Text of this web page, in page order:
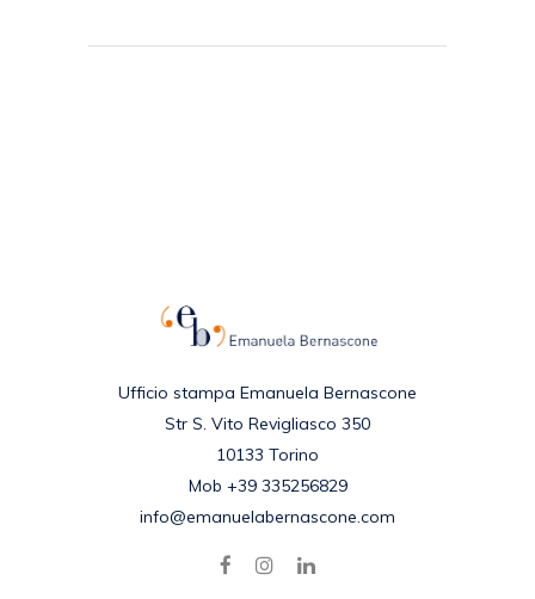
Ufficio stampa Emanuela Bernascone
Str S. Vito Revigliasco 350
10133 Torino
Mob +39 335256829
info@emanuelabernascone.com